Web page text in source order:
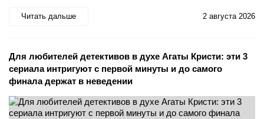
Читать дальше 2 августа 2026
Для любителей детективов в духе Агаты Кристи: эти 3
сериала интригуют с первой минуты и до самого
финала держат в неведении